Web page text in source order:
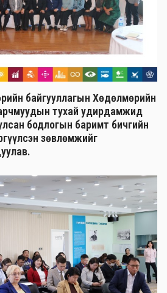
байгууллагын Хөдөлмөрийн
тухай удирдамжид
бодлогын баримт бичгийн
зөвлөмжийг